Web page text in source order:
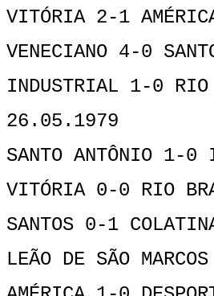
VITÓRIA 2-1
VENECIANO 4-0
INDUSTRIAL 1-0 RIO
26.05.1979
SANTO ANTÔNIO 1-0
VITÓRIA 0-0 RIO
SANTOS 0-1
LEÃO DE SÃO